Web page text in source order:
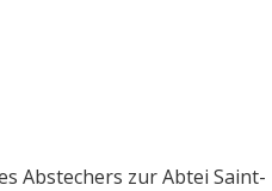
Abstechers zur Abtei Saint-